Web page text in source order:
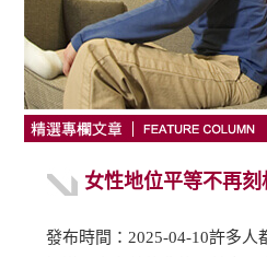
女性地位平等不再
發布時間：2025-04-10許多人